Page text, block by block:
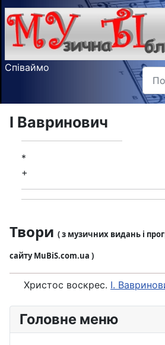
Співаймо
Головне меню
І Вавринович
*
+
Твори ( з музичних видань і
сайту MuBiS.com.ua )
Христос воскрес. І.